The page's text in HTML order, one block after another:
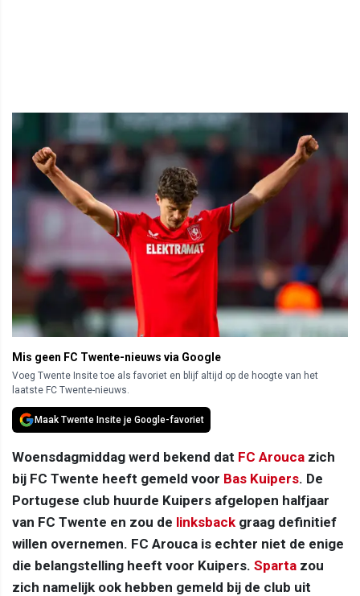
Mis geen FC Twente-nieuws via Google
Voeg Twente Insite toe als favoriet en blijf altijd op de hoogte van het
laatste FC Twente-nieuws.
Maak Twente Insite je Google-favoriet
Woensdagmiddag werd bekend dat FC Arouca zich
bij FC Twente heeft gemeld voor Bas Kuipers. De
Portugese club huurde Kuipers afgelopen halfjaar
van FC Twente en zou de linksback graag definitief
willen overnemen. FC Arouca is echter niet de enige
die belangstelling heeft voor Kuipers. Sparta zou
zich namelijk ook hebben gemeld bij de club uit